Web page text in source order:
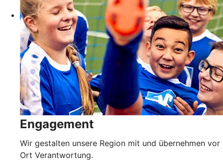
Engagement
Wir gestalten unsere Region mit und übernehmen vor
Ort Verantwortung.